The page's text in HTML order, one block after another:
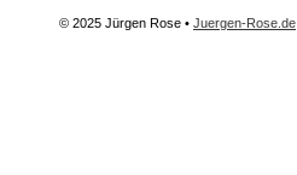
© 2025 Jürgen Rose •Juergen-Rose.de